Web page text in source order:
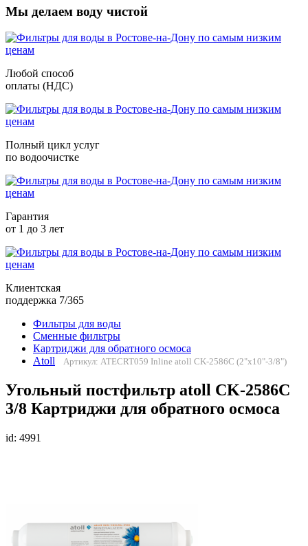
Мы делаем воду чистой
Любой способ
оплаты (НДС)
Полный цикл услуг
по водоочистке
Гарантия
от 1 до 3 лет
Клиентская
поддержка 7/365
Фильтры для воды
Сменные фильтры
Картриджи для обратного осмоса
Atoll
Артикул: ATECRT059 Inline atoll CK-2586C (2"x10"-3/8")
Угольный постфильтр atoll CK-2586C
3/8 Картриджи для обратного осмоса
id: 4991